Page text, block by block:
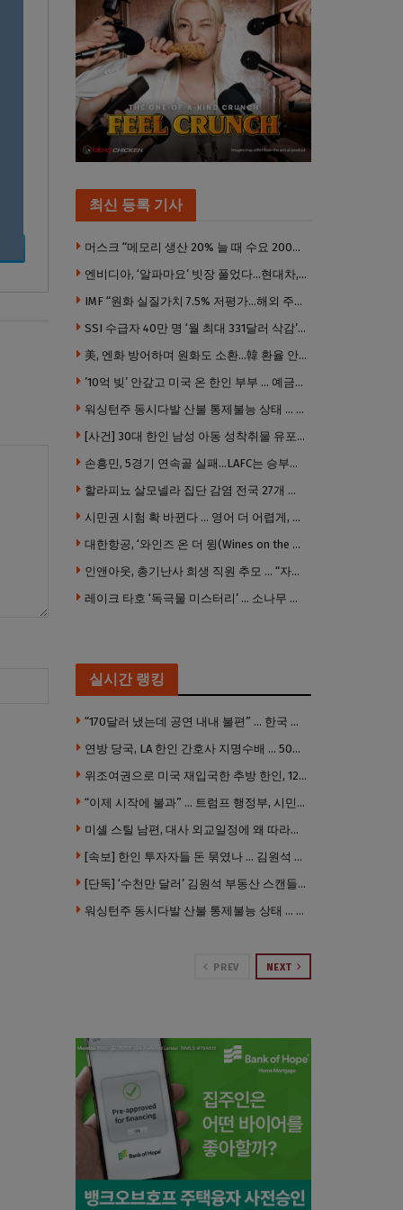
최신 등록 기사
머스크 “메모리 생산 20% 늘 때 수요 200% 증가” … 반도체 매출 1조달러 눈 앞
엔비디아, ‘알파마요’ 빗장 풀었다…현대차, 자율주행 속도내나
IMF “원화 실질가치 7.5% 저평가…해외 주식투자 영향”
SSI 수급자 40만 명 ‘월 최대 331달러 삭감’ 위기…10만 명은 수급자격 상실
美, 엔화 방어하며 원화도 소환…韓 환율 안정 ‘우군’ 되나
’10억 빚’ 안갚고 미국 온 한인 부부 … 예금보험공사, 미국서 소송
워싱턴주 동시다발 산불 통제불능 상태 … 이재민 수십만명
[사건] 30대 한인 남성 아동 성착취물 유포 혐의로 체포
손흥민, 5경기 연속골 실패…LAFC는 승부차기 끝 과달라하라 격파
할라피뇨 살모넬라 집단 감염 전국 27개 주 급속 확산
시민권 시험 확 바뀐다 … 영어 더 어렵게, 민간시험 도입 추진
대한항공, ‘와인즈 온 더 윙(Wines on the Wing) 2026’ 5개 부문 수상
인앤아웃, 총기난사 희생 직원 추모 … “자신의 매장 운영이 꿈이었다”
레이크 타호 ‘독극물 미스터리’ … 소나무 연쇄테러, 범인 오리무중
실시간 랭킹
“170달러 냈는데 공연 내내 불편” … 한국 코미디언 LA공연, 음향 불량에 외모 비하 개그 논란
연방 당국, LA 한인 간호사 지명수배 … 500만 달러 메디캐어 사기, 선고 직전 한국 도주
위조여권으로 미국 재입국한 추방 한인, 120만 달러 은행 사기 행각
“이제 시작에 불과” … 트럼프 행정부, 시민권 박탈 본격화
미셸 스틸 남편, 대사 외교일정에 왜 따라갔나 … “매우 이례적”
[속보] 한인 투자자들 돈 묶였나 … 김원석 회사들 챕터7 강제파산·자진파산 잇따라 신청
[단독] ‘수천만 달러’ 김원석 부동산 스캔들 새 국면 … 한인 투자자들 소송 잇따라 ‘디폴트’ 절차
워싱턴주 동시다발 산불 통제불능 상태 … 이재민 수십만명
PREV NEXT